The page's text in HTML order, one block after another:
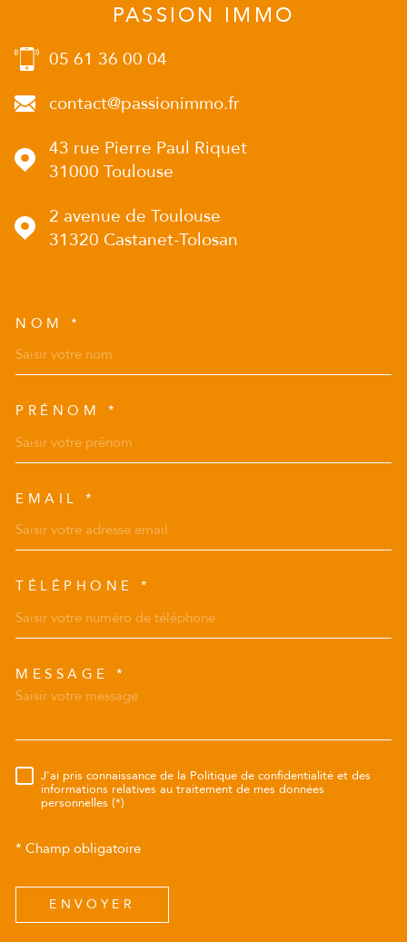
PASSION IMMO
05 61 36 00 04
contact@passionimmo.fr
43 rue Pierre Paul Riquet
31000 Toulouse
2 avenue de Toulouse
31320
Castanet-Tolosan
NOM *
PRÉNOM *
EMAIL *
TÉLÉPHONE *
MESSAGE *
RÈGLEMENTATION
J'ai pris connaissance de la Politique de confidentialité et des
informations relatives au traitement de mes données
personnelles (*)
* Champ obligatoire
ENVOYER